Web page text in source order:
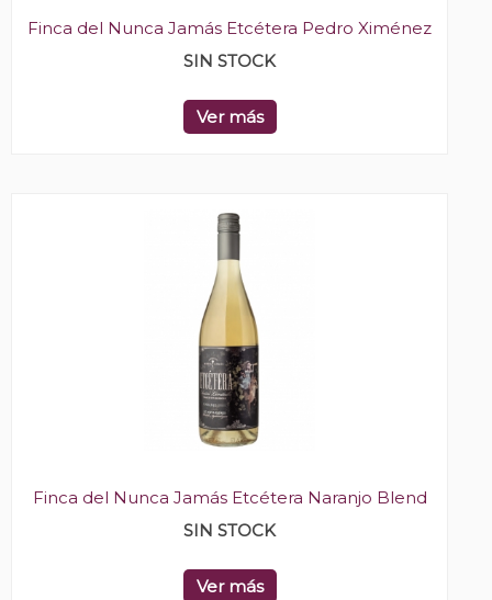
Finca del Nunca Jamás Etcétera Pedro Ximénez
SIN STOCK
Ver más
Finca del Nunca Jamás Etcétera Naranjo Blend
SIN STOCK
Ver más